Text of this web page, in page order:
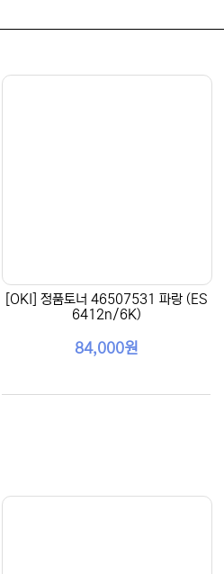
[OKI] 정품토너 46507531 파랑 (ES
6412n/6K)
84,000원